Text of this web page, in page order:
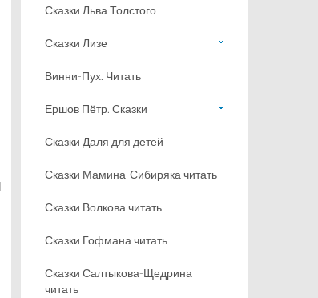
Сказки Льва Толстого
Сказки Лизе
Винни-Пух. Читать
Ершов Пётр. Сказки
Сказки Даля для детей
Сказки Мамина-Сибиряка читать
Сказки Волкова читать
Сказки Гофмана читать
Сказки Салтыкова-Щедрина
читать